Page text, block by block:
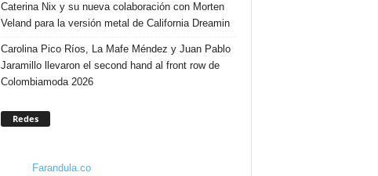
Caterina Nix y su nueva colaboración con Morten
Veland para la versión metal de California Dreamin
Carolina Pico Ríos, La Mafe Méndez y Juan Pablo
Jaramillo llevaron el second hand al front row de
Colombiamoda 2026
Redes
Farandula.co